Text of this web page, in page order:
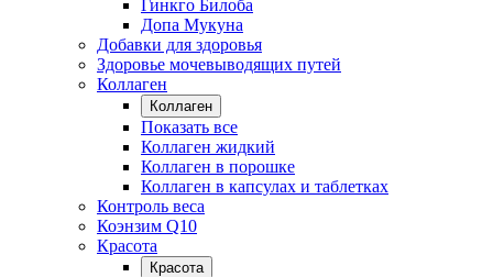
Гинкго Билоба
Допа Мукуна
Добавки для здоровья
Здоровье мочевыводящих путей
Коллаген
Коллаген
Показать все
Коллаген жидкий
Коллаген в порошке
Коллаген в капсулах и таблетках
Контроль веса
Коэнзим Q10
Красота
Красота